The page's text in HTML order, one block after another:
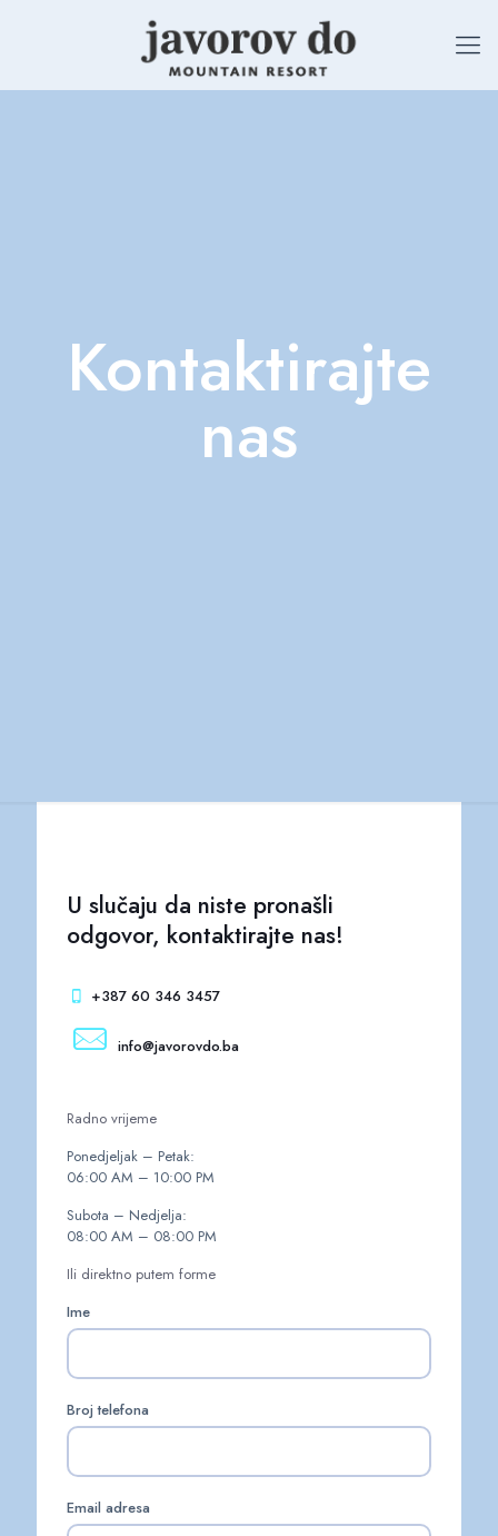
Kontaktirajte
nas
U slučaju da niste pronašli
odgovor, kontaktirajte nas!
+387 60 346 3457
info@javorovdo.ba
Radno vrijeme
Ponedjeljak – Petak:
06:00 AM – 10:00 PM
Subota – Nedjelja:
08:00 AM – 08:00 PM
Ili direktno putem forme
Ime
Broj telefona
Email adresa